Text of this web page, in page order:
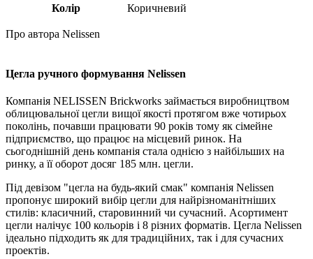
Колір Коричневий
Про автора Nelissen
Цегла ручного формування Nelissen
Компанія NELISSEN Brickworks займається виробництвом
облицювальної цегли вищої якості протягом вже чотирьох
поколінь, почавши працювати 90 років тому як сімейне
підприємство, що працює на місцевий ринок. На
сьогоднішній день компанія стала однією з найбільших на
ринку, а її оборот досяг 185 млн. цегли.
Під девізом "цегла на будь-який смак" компанія Nelissen
пропонує широкий вибір цегли для найрізноманітніших
стилів: класичний, старовинний чи сучасний. Асортимент
цегли налічує 100 кольорів і 8 різних форматів. Цегла Nelissen
ідеально підходить як для традиційних, так і для сучасних
проектів.